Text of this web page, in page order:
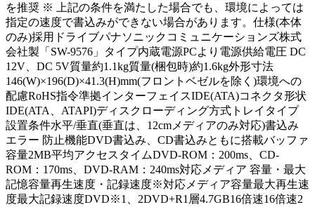
を推奨 ※ 上記の条件を満たした場合でも、環境によっては
指定の速度で書込みができない場合があります。仕様(本体
のみ)採用ドライブパナソニックコミュニケーションズ株式
会社製「SW-9576」タイプ内蔵電源PCより電源供給電圧 DC
12V、DC 5V質量約1.1kg質量(梱包時)約1.6kg外形寸法
146(W)×196(D)×41.3(H)mm(フロントベゼルを除く)環境への
配慮RoHS指令準拠インターフェイスIDE(ATA)コネクタ形状
IDE(ATA、ATAPI)ディスクローディング方式トレイタイプ
設置条件水平/垂直(垂直は、12cmメディアのみ対応)書込み
エラー 防止機能DVD書込み、CD書込みともに搭載バッファ
容量2MB平均アクセスタイムDVD-ROM：200ms、CD-
ROM：170ms、DVD-RAM：240ms対応メディア 容量・最大
記憶容量再生速度・記録速度※対応メディア容量最大再生速
度最大記録速度DVD※1、2DVD+R1層4.7GB16倍速16倍速2